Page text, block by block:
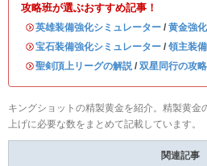
攻略班が選ぶおすすめ記事！
・英雄装備強化シミュレーター / 黄金強
・宝石装備強化シミュレーター / 領主装
・聖剣頂上リーグの解説 / 双星同行の攻
キングショットの精製黄金を紹介。精製黄金
上げに必要な数をまとめて記載しています。
関連記事